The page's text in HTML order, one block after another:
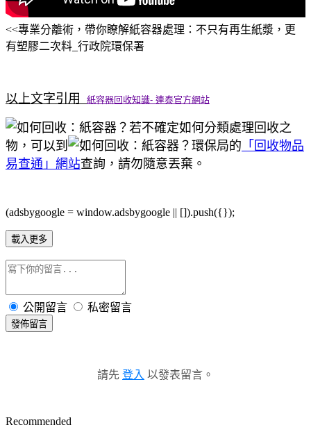
<<專業分離術，帶你瞭解紙容器處理：不只有再生紙漿，更
有塑膠二次料_行政院環保署
以上文字引用_ 紙容器回收知識- 連泰官方網站
若不確定如何分類處理回收之
物，可以到
環保局的 「回收物品
易查通」網站查詢，請勿隨意丟棄。
(adsbygoogle = window.adsbygoogle || []).push({});
載入更多
公開留言 私密留言
發佈留言
請先 登入 以發表留言。
Recommended